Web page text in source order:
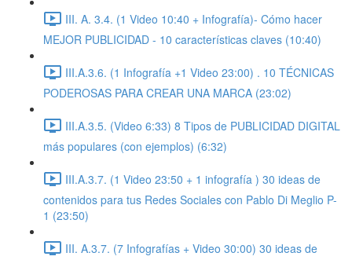
III. A. 3.4. (1 Video 10:40 + Infografía)- Cómo hacer
MEJOR PUBLICIDAD - 10 características claves (10:40)
III.A.3.6. (1 Infografía +1 Video 23:00) . 10 TÉCNICAS
PODEROSAS PARA CREAR UNA MARCA (23:02)
III.A.3.5. (Video 6:33) 8 Tipos de PUBLICIDAD DIGITAL
más populares (con ejemplos) (6:32)
III.A.3.7. (1 Video 23:50 + 1 infografía ) 30 ideas de
contenidos para tus Redes Sociales con Pablo Di Meglio P-
1 (23:50)
III. A.3.7. (7 Infografías + Video 30:00) 30 ideas de